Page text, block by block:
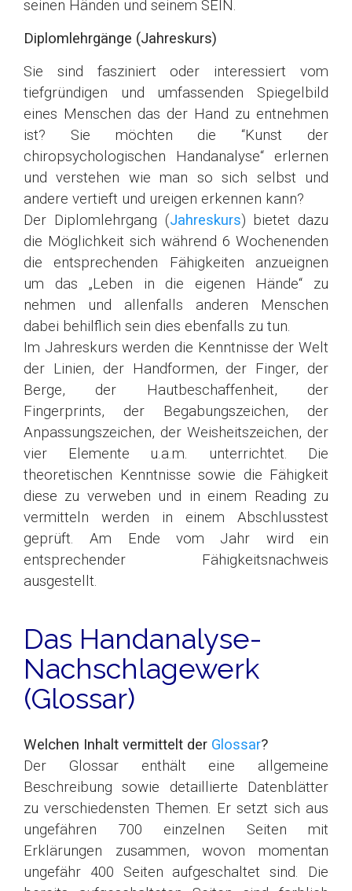
seinen Händen und seinem SEIN.
Diplomlehrgänge (Jahreskurs)
Sie sind fasziniert oder interessiert vom
tiefgründigen und umfassenden Spiegelbild
eines Menschen das der Hand zu entnehmen
ist? Sie möchten die “Kunst der
chiropsychologischen Handanalyse“ erlernen
und verstehen wie man so sich selbst und
andere vertieft und ureigen erkennen kann?
Der Diplomlehrgang (Jahreskurs) bietet dazu
die Möglichkeit sich während 6 Wochenenden
die entsprechenden Fähigkeiten anzueignen
um das „Leben in die eigenen Hände“ zu
nehmen und allenfalls anderen Menschen
dabei behilflich sein dies ebenfalls zu tun.
Im Jahreskurs werden die Kenntnisse der Welt
der Linien, der Handformen, der Finger, der
Berge, der Hautbeschaffenheit, der
Fingerprints, der Begabungszeichen, der
Anpassungszeichen, der Weisheitszeichen, der
vier Elemente u.a.m. unterrichtet. Die
theoretischen Kenntnisse sowie die Fähigkeit
diese zu verweben und in einem Reading zu
vermitteln werden in einem Abschlusstest
geprüft. Am Ende vom Jahr wird ein
entsprechender Fähigkeitsnachweis
ausgestellt.
Das Handanalyse-
Nachschlagewerk
(Glossar)
Welchen Inhalt vermittelt der Glossar?
Der Glossar enthält eine allgemeine
Beschreibung sowie detaillierte Datenblätter
zu verschiedensten Themen. Er setzt sich aus
ungefähren 700 einzelnen Seiten mit
Erklärungen zusammen, wovon momentan
ungefähr 400 Seiten aufgeschaltet sind. Die